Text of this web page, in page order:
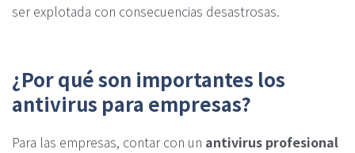
ser explotada con consecuencias desastrosas.
¿Por qué son importantes los
antivirus para empresas?
Para las empresas, contar con un antivirus profesional